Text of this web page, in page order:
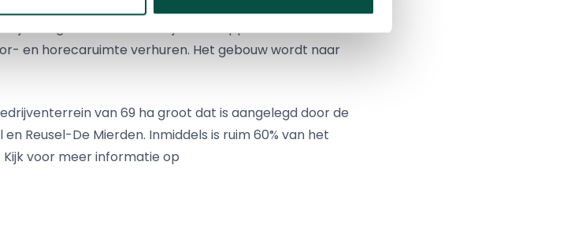
en bedrijven. Schippers Onroerend
en horecaruimte verhuren. Het gebouw wordt naar
van 69 ha groot dat is aangelegd door de
Reusel-De Mierden. Inmiddels is ruim 60% van het
voor meer informatie op